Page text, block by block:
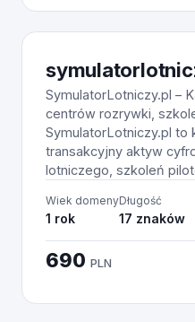
SymulatorLotniczy.pl –
centrów rozrywki,
SymulatorLotniczy.pl to
transakcyjny aktyw
lotniczego, szkoleń
Wiek domeny
1 rok
Długość
17 znaków
690 PLN